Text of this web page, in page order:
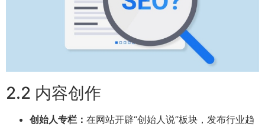
2.2 内容创作
创始人专栏： 在网站开辟“创始人说”板块，发布行业趋